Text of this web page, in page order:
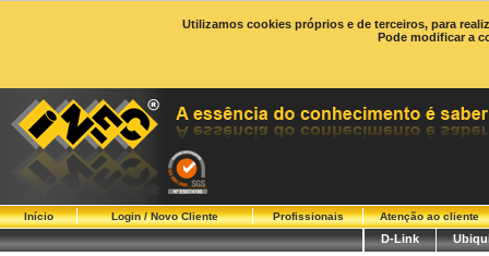
Utilizamos cookies próprios e de terceiros, para
Pode modificar a
Início Login / Novo Cliente Profissionais Atenção ao cliente
D-Link